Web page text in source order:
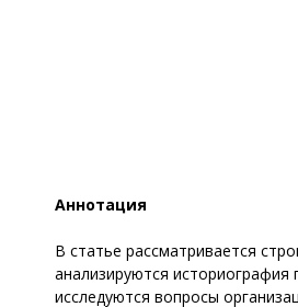
Аннотация
В статье рассматривается
анализируются историография
исследуются вопросы